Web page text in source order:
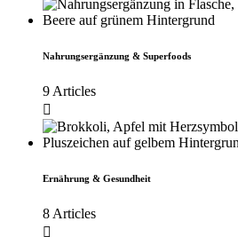
Nahrungsergänzung & Superfoods
9 Articles
Ernährung & Gesundheit
8 Articles